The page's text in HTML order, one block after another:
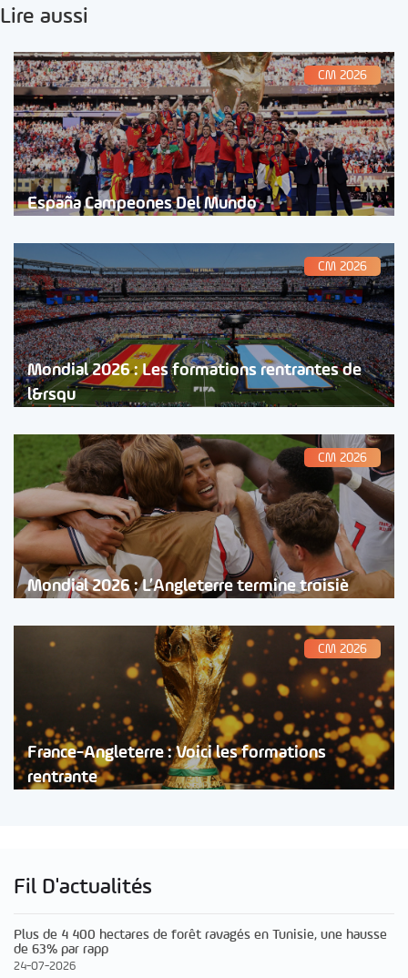
Lire aussi
CM 2026
España Campeones Del Mundo
CM 2026
Mondial 2026 : Les formations rentrantes de
l&rsqu
CM 2026
Mondial 2026 : L’Angleterre termine troisiè
CM 2026
France-Angleterre : Voici les formations
rentrante
Fil D'actualités
Plus de 4 400 hectares de forêt ravagés en Tunisie, une hausse
de 63% par rapp
24-07-2026